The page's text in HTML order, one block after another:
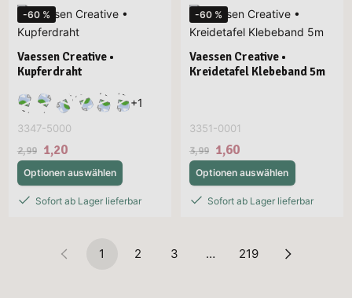
-60 %
Vaessen Creative •
Kupferdraht
+1
3347-5000
2,99 1,20
Optionen auswählen
Sofort ab Lager lieferbar
-60 %
Vaessen Creative •
Kreidetafel Klebeband 5m
3351-0001
3,99 1,60
Optionen auswählen
Sofort ab Lager lieferbar
1 2 3 … 219